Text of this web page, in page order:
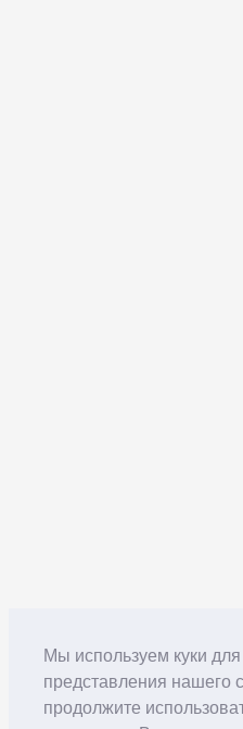
Мы используем куки
представления нашего
продолжите